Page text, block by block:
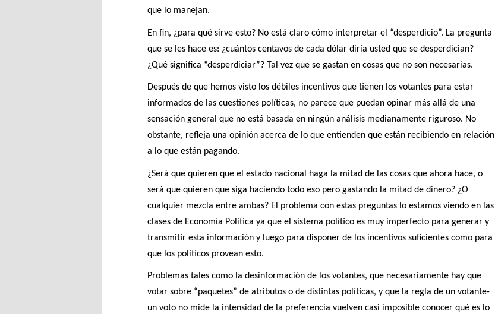
que lo manejan.
En fin, ¿para qué sirve esto? No está claro cómo interpretar el “desperdicio”. La pregunta
que se les hace es: ¿cuántos centavos de cada dólar diría usted que se desperdician?
¿Qué significa “desperdiciar”? Tal vez que se gastan en cosas que no son necesarias.
Después de que hemos visto los débiles incentivos que tienen los votantes para estar
informados de las cuestiones políticas, no parece que puedan opinar más allá de una
sensación general que no está basada en ningún análisis medianamente riguroso. No
obstante, refleja una opinión acerca de lo que entienden que están recibiendo en relación
a lo que están pagando.
¿Será que quieren que el estado nacional haga la mitad de las cosas que ahora hace, o
será que quieren que siga haciendo todo eso pero gastando la mitad de dinero? ¿O
cualquier mezcla entre ambas? El problema con estas preguntas lo estamos viendo en las
clases de Economía Política ya que el sistema político es muy imperfecto para generar y
transmitir esta información y luego para disponer de los incentivos suficientes como para
que los políticos provean esto.
Problemas tales como la desinformación de los votantes, que necesariamente hay que
votar sobre “paquetes” de atributos o de distintas políticas, y que la regla de un votante-
un voto no mide la intensidad de la preferencia vuelven casi imposible conocer qué es lo